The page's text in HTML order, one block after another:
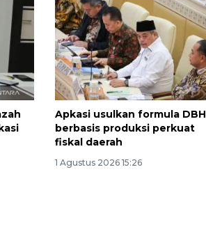
Apkasi usulkan formula DBH
berbasis produksi perkuat
fiskal daerah
1 Agustus 2026 15:26